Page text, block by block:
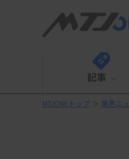
記事
MTJONEトップ ＞ 業界ニ